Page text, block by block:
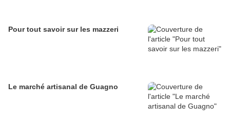
Pour tout savoir sur les mazzeri
Le marché artisanal de Guagno